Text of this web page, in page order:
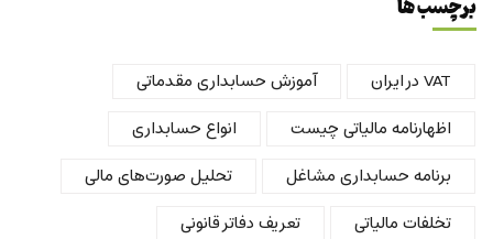
VAT در ایران
آموزش حسابداری مقدماتی
اظهارنامه مالیاتی چیست
انواع حسابداری
برنامه حسابداری مشاغل
تحلیل صورت‌های مالی
تخلفات مالیاتی
تعریف دفاتر قانونی